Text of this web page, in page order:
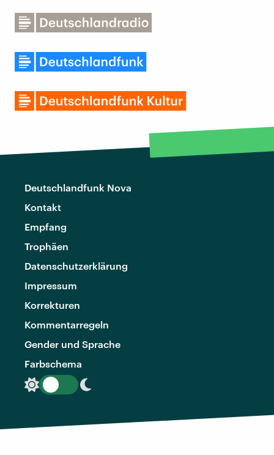
Deutschlandfunk Nova
Kontakt
Empfang
Trophäen
Datenschutzerklärung
Impressum
Korrekturen
Kommentarregeln
Gender und Sprache
Farbschema